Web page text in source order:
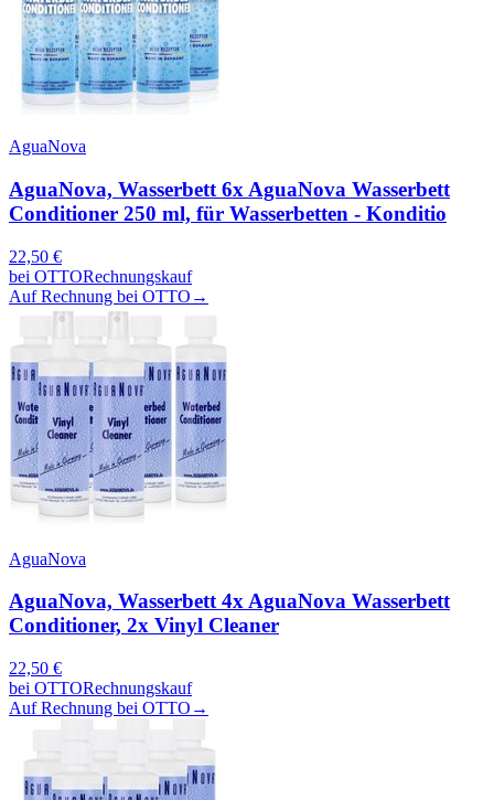
AguaNova
AguaNova, Wasserbett 6x AguaNova Wasserbett
Conditioner 250 ml, für Wasserbetten - Konditio
22,50 €
bei OTTORechnungskauf
Auf Rechnung bei OTTO →
AguaNova
AguaNova, Wasserbett 4x AguaNova Wasserbett
Conditioner, 2x Vinyl Cleaner
22,50 €
bei OTTORechnungskauf
Auf Rechnung bei OTTO →